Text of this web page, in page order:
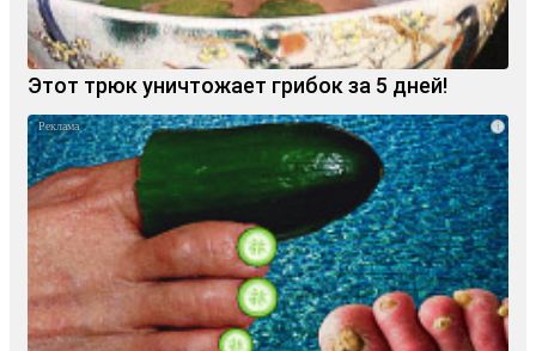
Этот трюк уничтожает грибок за 5 дней!
i